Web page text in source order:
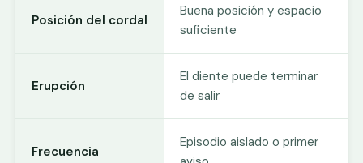
Posición del cordal
Buena posición y espacio
suficiente
Erupción
El diente puede terminar
de salir
Frecuencia
Episodio aislado o primer